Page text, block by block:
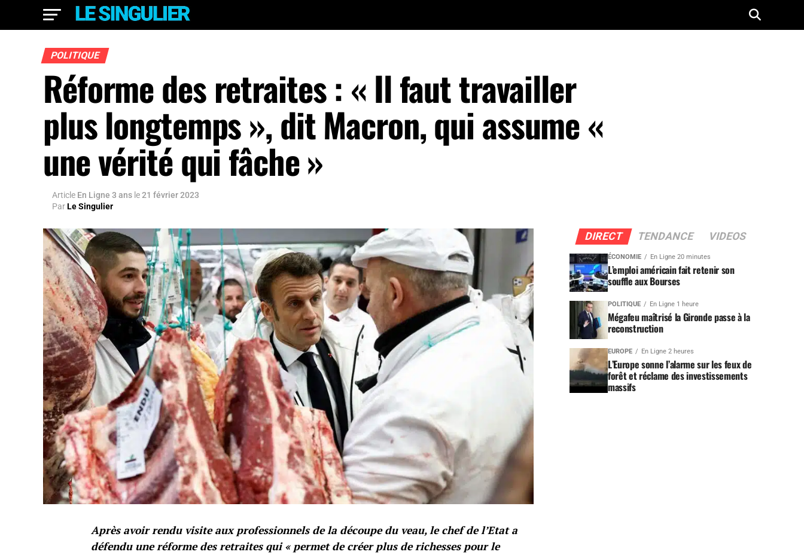
POLITIQUE
Réforme des retraites : « Il faut travailler
plus longtemps », dit Macron, qui assume «
une vérité qui fâche »
Article En Ligne 3 ans le21 février 2023
ParLe Singulier
Après avoir rendu visite aux professionnels de la découpe du veau, le chef de l’Etat a
défendu une réforme des retraites qui « permet de créer plus de richesses pour le
DIRECT TENDANCE VIDEOS
ÉCONOMIE En Ligne 20 minutes
L’emploi américain fait retenir son
souffle aux Bourses
POLITIQUE En Ligne 1 heure
Mégafeu maîtrisé la Gironde passe à la
reconstruction
EUROPE En Ligne 2 heures
L’Europe sonne l’alarme sur les feux de
forêt et réclame des investissements
massifs